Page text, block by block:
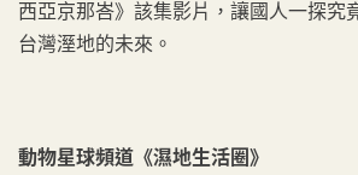
西亞京那峇》該集影片，讓國人一探究
台灣溼地的未來。
動物星球頻道《濕地生活圈》